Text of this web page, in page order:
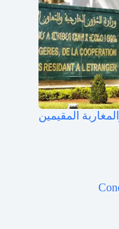
المقيمين